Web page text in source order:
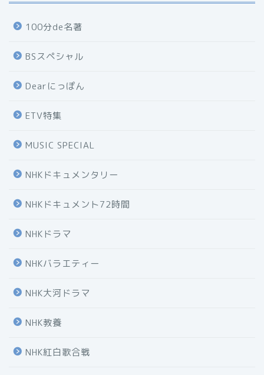
100分de名著
BSスペシャル
Dearにっぽん
ETV特集
MUSIC SPECIAL
NHKドキュメンタリー
NHKドキュメント72時間
NHKドラマ
NHKバラエティー
NHK大河ドラマ
NHK教養
NHK紅白歌合戦